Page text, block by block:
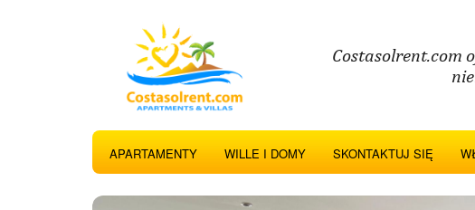
Costasolrent.com
APARTAMENTY WILLE I DOMY SKONTAKTUJ SIĘ